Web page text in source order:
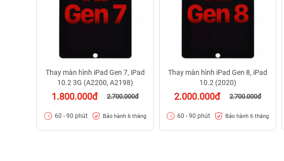
Thay màn hình iPad Gen 7, iPad
10.2 3G (A2200, A2198)
1.800.000đ 2.700.000đ
60 - 90 phút Bảo hành 6 tháng
Thay màn hình iPad Gen 8, iPad
10.2 (2020)
2.000.000đ 2.700.000đ
60 - 90 phút Bảo hành 6 tháng